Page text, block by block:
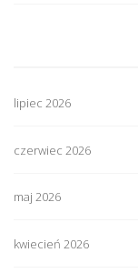
lipiec 2026
czerwiec 2026
maj 2026
kwiecień 2026